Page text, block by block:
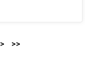
> >>